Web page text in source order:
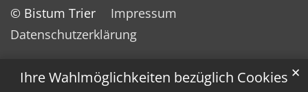
Ihre Wahlmöglichkeiten bezüglich Cookies ✕
© Bistum Trier
Impressum
Datenschutzerklärung